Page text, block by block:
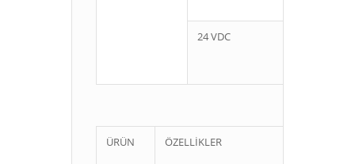
24 VDC
ÜRÜN ÖZELLİKLER